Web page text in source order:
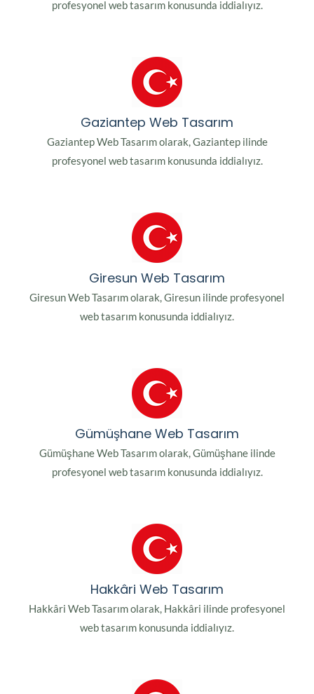
profesyonel web tasarım konusunda iddialıyız.
Gaziantep Web Tasarım
Gaziantep Web Tasarım olarak, Gaziantep ilinde
profesyonel web tasarım konusunda iddialıyız.
Giresun Web Tasarım
Giresun Web Tasarım olarak, Giresun ilinde profesyonel
web tasarım konusunda iddialıyız.
Gümüşhane Web Tasarım
Gümüşhane Web Tasarım olarak, Gümüşhane ilinde
profesyonel web tasarım konusunda iddialıyız.
Hakkâri Web Tasarım
Hakkâri Web Tasarım olarak, Hakkâri ilinde profesyonel
web tasarım konusunda iddialıyız.